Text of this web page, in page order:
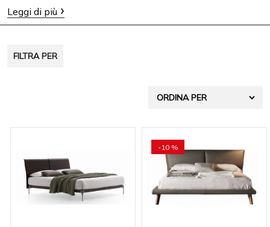
Leggi di più
FILTRA PER
-10 %